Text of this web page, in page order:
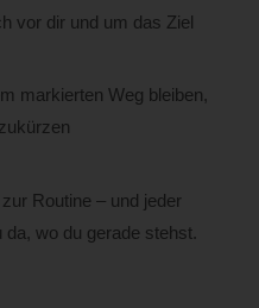
vor dir und um das Ziel
markierten Weg bleiben,
Routine – und jeder
wo du gerade stehst.